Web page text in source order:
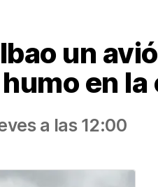
un
en la
a las 12:00